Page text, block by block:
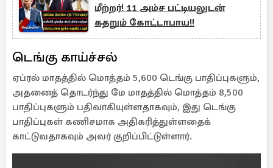
மீற்றர்! 11 அம்ச பட்டியலுடன்
கதறும் கோட்டாபாய!!
டெங்கு காய்ச்சல்
ஏப்ரல் மாதத்தில் மொத்தம் 5,600 டெங்கு பாதிப்புகளும்,
அதனைத் தொடர்ந்து மே மாதத்தில் மொத்தம் 8,500
பாதிப்புகளும் பதிவாகியுள்ளதாகவும், இது டெங்கு
பாதிப்புகள் கணிசமாக அதிகரித்துள்ளதைக்
காட்டுவதாகவும் அவர் குறிப்பிட்டுள்ளார்.